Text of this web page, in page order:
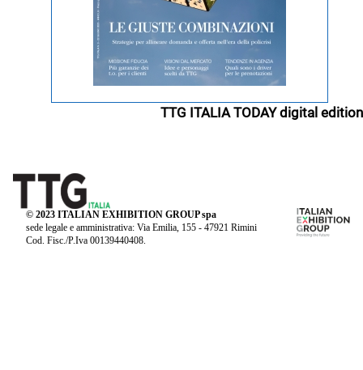
TTG ITALIA TODAY digital edition
© 2023 ITALIAN EXHIBITION GROUP spa
sede legale e amministrativa: Via Emilia, 155 - 47921 Rimini
Cod. Fisc./P.Iva 00139440408.